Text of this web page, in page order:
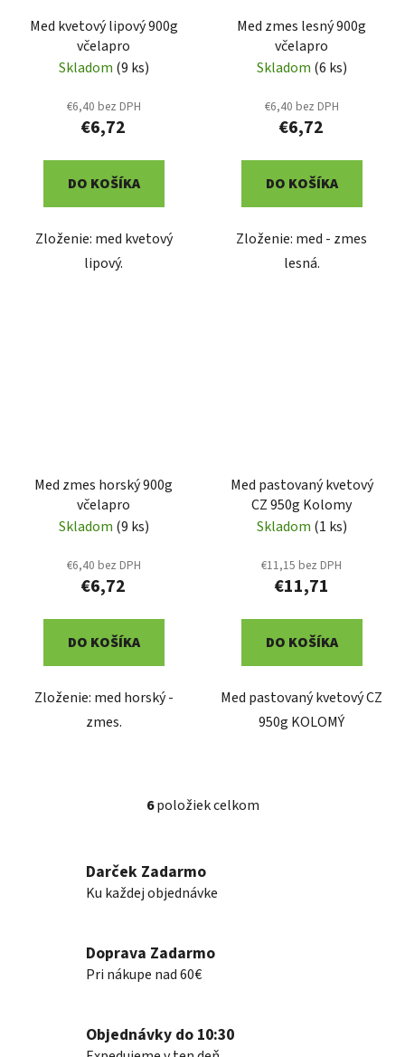
Med kvetový lipový 900g
včelapro
Skladom (9 ks)
€6,40 bez DPH
€6,72
DO KOŠÍKA
Zloženie: med kvetový
lipový.
Med zmes lesný 900g
včelapro
Skladom (6 ks)
€6,40 bez DPH
€6,72
DO KOŠÍKA
Zloženie: med - zmes
lesná.
Med zmes horský 900g
včelapro
Skladom (9 ks)
€6,40 bez DPH
€6,72
DO KOŠÍKA
Zloženie: med horský -
zmes.
Med pastovaný kvetový
CZ 950g Kolomy
Skladom (1 ks)
€11,15 bez DPH
€11,71
DO KOŠÍKA
Med pastovaný kvetový CZ
950g KOLOMÝ
O
á
d
i
e
v
6položiek celkom
Darček Zadarmo
Ku každej objednávke
Doprava Zadarmo
Pri nákupe nad 60€
Objednávky do 10:30